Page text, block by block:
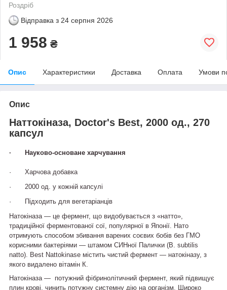
Роздріб
Відправка з 24 серпня 2026
1 958 ₴
Опис Характеристики Доставка Оплата Умови
Опис
Наттокіназа, Doctor's Best, 2000 од., 270
капсул
· Науково-основане харчування
·
Харчова добавка
·
2000 од. у кожній капсулі
·
Підходить для вегетаріанців
Натокіназа — це фермент, що видобувається з «натто»,
традиційної ферментованої сої, популярної в Японії. Нато
отримують способом збивання варених соєвих бобів без ГМО
корисними бактеріями — штамом СИНної Палички (B. subtilis
natto). Best Nattokinase містить чистий фермент — натокіназу, з
якого видалено вітамін К.
Натокіназа — потужний фібринолітичний фермент, який підвищує
плин крові, чинить потужну системну дію на організм. Широко